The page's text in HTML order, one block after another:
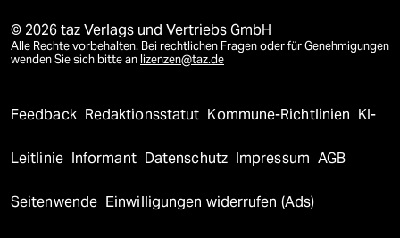
© 2026 taz Verlags und Vertriebs GmbH
Alle Rechte vorbehalten. Bei rechtlichen Fragen oder für Genehmigungen
wenden Sie sich bitte an lizenzen@taz.de
Feedback Redaktionsstatut Kommune-Richtlinien KI-
Leitlinie Informant Datenschutz Impressum AGB
Seitenwende Einwilligungen widerrufen (Ads)